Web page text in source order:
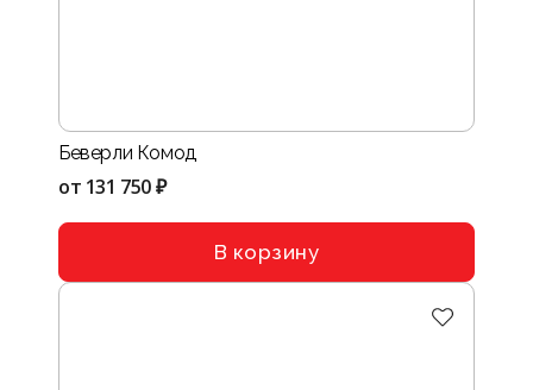
Беверли Комод
от 131 750 ₽
В корзину